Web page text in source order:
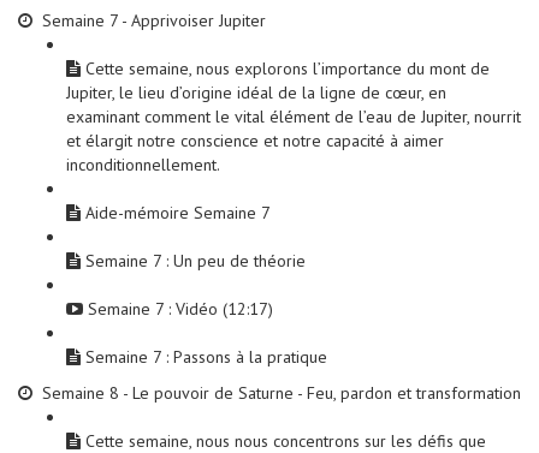
Semaine 7 - Apprivoiser Jupiter
Cette semaine, nous explorons l’importance du mont de
Jupiter, le lieu d’origine idéal de la ligne de cœur, en
examinant comment le vital élément de l’eau de Jupiter, nourrit
et élargit notre conscience et notre capacité à aimer
inconditionnellement.
Aide-mémoire Semaine 7
Semaine 7 : Un peu de théorie
Semaine 7 : Vidéo (12:17)
Semaine 7 : Passons à la pratique
Semaine 8 - Le pouvoir de Saturne - Feu, pardon et transformation
Cette semaine, nous nous concentrons sur les défis que